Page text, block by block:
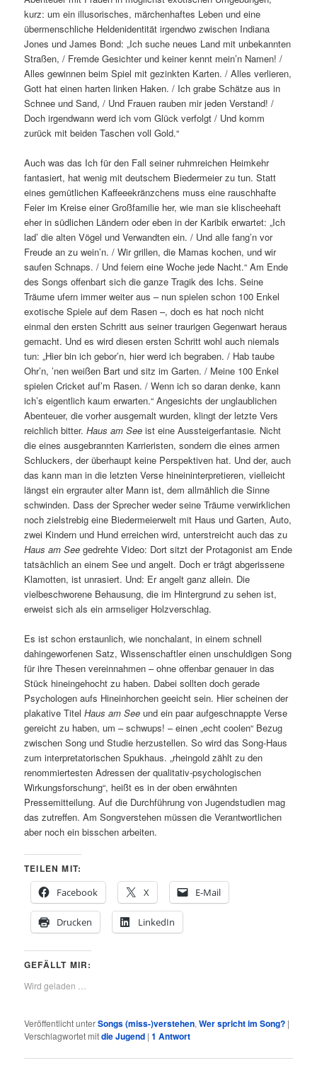
kurz: um ein illusorisches, märchenhaftes Leben und eine
übermenschliche Heldenidentität irgendwo zwischen Indiana
Jones und James Bond: „Ich suche neues Land mit unbekannten
Straßen, / Fremde Gesichter und keiner kennt mein’n Namen! /
Alles gewinnen beim Spiel mit gezinkten Karten. / Alles verlieren,
Gott hat einen harten linken Haken. / Ich grabe Schätze aus in
Schnee und Sand, / Und Frauen rauben mir jeden Verstand! /
Doch irgendwann werd ich vom Glück verfolgt / Und komm
zurück mit beiden Taschen voll Gold.“
Auch was das Ich für den Fall seiner ruhmreichen Heimkehr
fantasiert, hat wenig mit deutschem Biedermeier zu tun. Statt
eines gemütlichen Kaffeeekränzchens muss eine rauschhafte
Feier im Kreise einer Großfamilie her, wie man sie klischeehaft
eher in südlichen Ländern oder eben in der Karibik erwartet: „Ich
lad’ die alten Vögel und Verwandten ein. / Und alle fang’n vor
Freude an zu wein’n. / Wir grillen, die Mamas kochen, und wir
saufen Schnaps. / Und feiern eine Woche jede Nacht.“ Am Ende
des Songs offenbart sich die ganze Tragik des Ichs. Seine
Träume ufern immer weiter aus – nun spielen schon 100 Enkel
exotische Spiele auf dem Rasen –, doch es hat noch nicht
einmal den ersten Schritt aus seiner traurigen Gegenwart heraus
gemacht. Und es wird diesen ersten Schritt wohl auch niemals
tun: „Hier bin ich gebor’n, hier werd ich begraben. / Hab taube
Ohr’n, ’nen weißen Bart und sitz im Garten. / Meine 100 Enkel
spielen Cricket auf’m Rasen. / Wenn ich so daran denke, kann
ich’s eigentlich kaum erwarten.“ Angesichts der unglaublichen
Abenteuer, die vorher ausgemalt wurden, klingt der letzte Vers
reichlich bitter.Haus am See ist eine Aussteigerfantasie. Nicht
die eines ausgebrannten Karrieristen, sondern die eines armen
Schluckers, der überhaupt keine Perspektiven hat. Und der, auch
das kann man in die letzten Verse hineininterpretieren, vielleicht
längst ein ergrauter alter Mann ist, dem allmählich die Sinne
schwinden. Dass der Sprecher weder seine Träume verwirklichen
noch zielstrebig eine Biedermeierwelt mit Haus und Garten, Auto,
zwei Kindern und Hund erreichen wird, unterstreicht auch das zu
Haus am Seegedrehte Video: Dort sitzt der Protagonist am Ende
tatsächlich an einem See und angelt. Doch er trägt abgerissene
Klamotten, ist unrasiert. Und: Er angelt ganz allein. Die
vielbeschworene Behausung, die im Hintergrund zu sehen ist,
erweist sich als ein armseliger Holzverschlag.
Es ist schon erstaunlich, wie nonchalant, in einem schnell
dahingeworfenen Satz, Wissenschaftler einen unschuldigen Song
für ihre Thesen vereinnahmen – ohne offenbar genauer in das
Stück hineingehocht zu haben. Dabei sollten doch gerade
Psychologen aufs Hineinhorchen geeicht sein. Hier scheinen der
plakative TitelHaus am See und ein paar aufgeschnappte Verse
gereicht zu haben, um – schwups! – einen „echt coolen“ Bezug
zwischen Song und Studie herzustellen. So wird das Song-Haus
zum interpretatorischen Spukhaus. „rheingold zählt zu den
renommiertesten Adressen der qualitativ-psychologischen
Wirkungsforschung“, heißt es in der oben erwähnten
Pressemitteilung. Auf die Durchführung von Jugendstudien mag
das zutreffen. Am Songverstehen müssen die Verantwortlichen
aber noch ein bisschen arbeiten.
TEILEN MIT:
Facebook
X E-Mail
Drucken LinkedIn
GEFÄLLT MIR:
Wird geladen …
Veröffentlicht unterSongs (miss-)verstehen,Wer spricht im Song? |
Verschlagwortet mitdie Jugend |1 Antwort